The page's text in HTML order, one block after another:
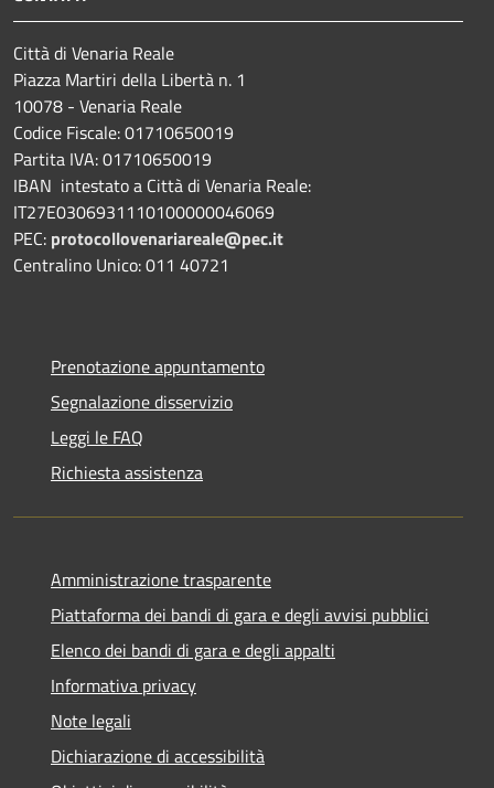
Città di Venaria Reale
Piazza Martiri della Libertà n. 1
10078 - Venaria Reale
Codice Fiscale: 01710650019
Partita IVA: 01710650019
IBAN intestato a Città di Venaria Reale:
IT27E0306931110100000046069
PEC: protocollovenariareale@pec.it
Centralino Unico: 011 40721
Prenotazione appuntamento
Segnalazione disservizio
Leggi le FAQ
Richiesta assistenza
Amministrazione trasparente
Piattaforma dei bandi di gara e degli avvisi pubblici
Elenco dei bandi di gara e degli appalti
Informativa privacy
Note legali
Dichiarazione di accessibilità